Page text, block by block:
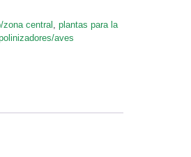
zona central , plantas para la
aves